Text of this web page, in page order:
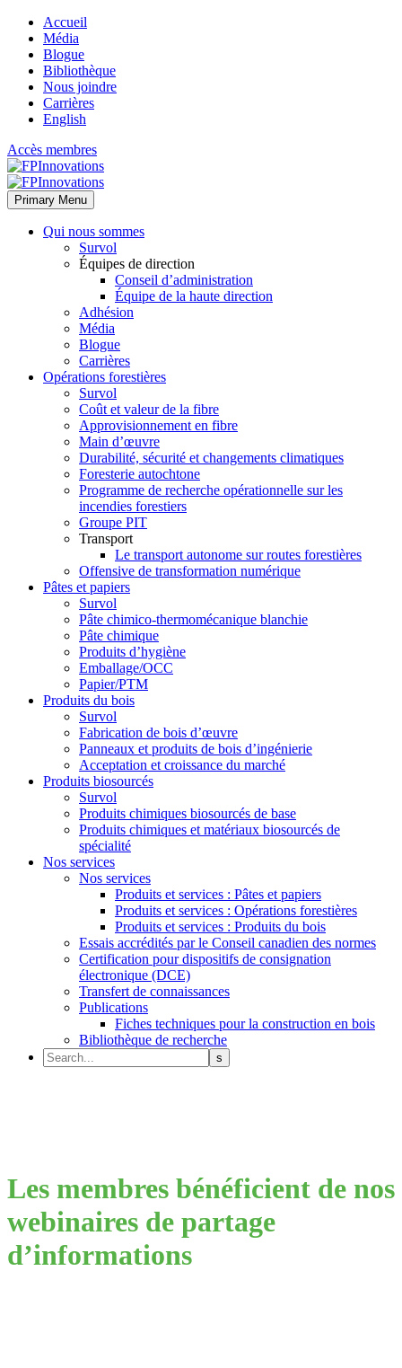
Accueil
Média
Blogue
Bibliothèque
Nous joindre
Carrières
English
Accès membres
Primary Menu
Qui nous sommes
Survol
Équipes de direction
Conseil d’administration
Équipe de la haute direction
Adhésion
Média
Blogue
Carrières
Opérations forestières
Survol
Coût et valeur de la fibre
Approvisionnement en fibre
Main d’œuvre
Durabilité, sécurité et changements climatiques
Foresterie autochtone
Programme de recherche opérationnelle sur les
incendies forestiers
Groupe PIT
Transport
Le transport autonome sur routes forestières
Offensive de transformation numérique
Pâtes et papiers
Survol
Pâte chimico-thermomécanique blanchie
Pâte chimique
Produits d’hygiène
Emballage/OCC
Papier/PTM
Produits du bois
Survol
Fabrication de bois d’œuvre
Panneaux et produits de bois d’ingénierie
Acceptation et croissance du marché
Produits biosourcés
Survol
Produits chimiques biosourcés de base
Produits chimiques et matériaux biosourcés de
spécialité
Nos services
Nos services
Produits et services : Pâtes et papiers
Produits et services : Opérations forestières
Produits et services : Produits du bois
Essais accrédités par le Conseil canadien des normes
Certification pour dispositifs de consignation
électronique (DCE)
Transfert de connaissances
Publications
Fiches techniques pour la construction en bois
Bibliothèque de recherche
Les membres bénéficient de nos
webinaires de partage
d’informations